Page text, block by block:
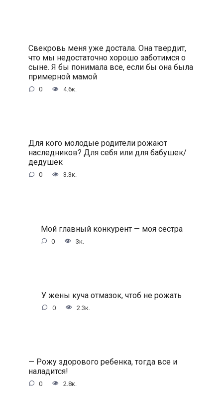
Свекровь меня уже достала. Она твердит,
что мы недостаточно хорошо заботимся о
сыне. Я бы понимала все, если бы она была
примерной мамой
0 4.6к.
Для кого молодые родители рожают
наследников? Для себя или для бабушек/
дедушек
0 3.3к.
Мой главный конкурент — моя сестра
0 3к.
У жены куча отмазок, чтоб не рожать
0 2.3к.
— Рожу здорового ребенка, тогда все и
наладится!
0 2.8к.